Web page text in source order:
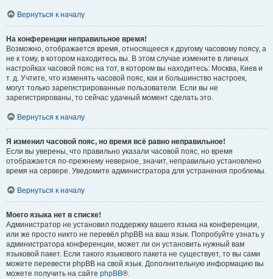
Вернуться к началу
На конференции неправильное время!
Возможно, отображается время, относящееся к другому часовому поясу, а
не к тому, в котором находитесь вы. В этом случае измените в личных
настройках часовой пояс на тот, в котором вы находитесь: Москва, Киев и
т. д. Учтите, что изменять часовой пояс, как и большинство настроек,
могут только зарегистрированные пользователи. Если вы не
зарегистрированы, то сейчас удачный момент сделать это.
Вернуться к началу
Я изменил часовой пояс, но время всё равно неправильное!
Если вы уверены, что правильно указали часовой пояс, но время
отображается по-прежнему неверное, значит, неправильно установлено
время на сервере. Уведомите администратора для устранения проблемы.
Вернуться к началу
Моего языка нет в списке!
Администратор не установил поддержку вашего языка на конференции,
или же просто никто не перевёл phpBB на ваш язык. Попробуйте узнать у
администратора конференции, может ли он установить нужный вам
языковой пакет. Если такого языкового пакета не существует, то вы сами
можете перевести phpBB на свой язык. Дополнительную информацию вы
можете получить на сайте phpBB®.